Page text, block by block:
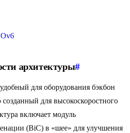
архитектуры#
для оборудования бэкбон
созданный для высокоскоростного
включает модуль
(BiC) в «шее» для улучшения